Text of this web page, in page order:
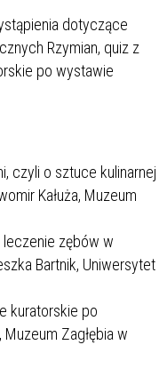
dotyczące
Rzymian, quiz z
po wystawie
czyli o sztuce kulinarnej
Kałuża, Muzeum
leczenie zębów w
Bartnik, Uniwersytet
kuratorskie po
Muzeum Zagłębia w